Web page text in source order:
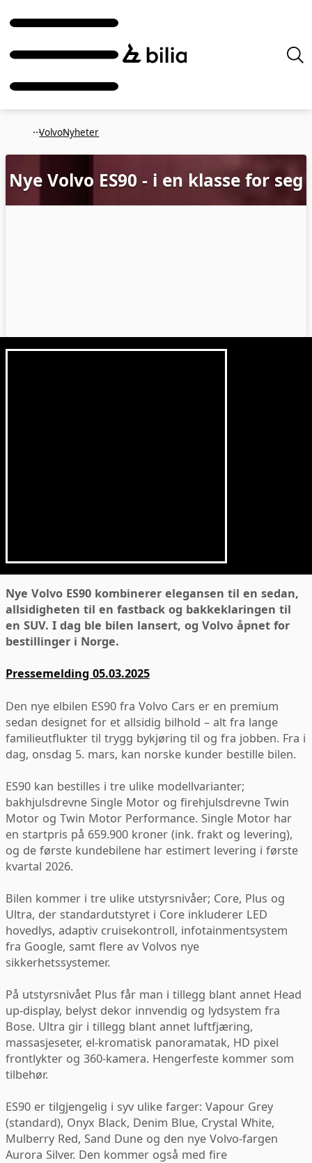
VolvoNyheter
Nye Volvo ES90 - i en klasse for seg
Nye Volvo ES90 kombinerer elegansen til en sedan,
allsidigheten til en fastback og bakkeklaringen til
en SUV. I dag ble bilen lansert, og Volvo åpnet for
bestillinger i Norge.
Pressemelding 05.03.2025
Den nye elbilen ES90 fra Volvo Cars er en premium
sedan designet for et allsidig bilhold – alt fra lange
familieutflukter til trygg bykjøring til og fra jobben. Fra i
dag, onsdag 5. mars, kan norske kunder bestille bilen.
ES90 kan bestilles i tre ulike modellvarianter;
bakhjulsdrevne Single Motor og firehjulsdrevne Twin
Motor og Twin Motor Performance. Single Motor har
en startpris på 659.900 kroner (ink. frakt og levering),
og de første kundebilene har estimert levering i første
kvartal 2026.
Bilen kommer i tre ulike utstyrsnivåer; Core, Plus og
Ultra, der standardutstyret i Core inkluderer LED
hovedlys, adaptiv cruisekontroll, infotainmentsystem
fra Google, samt flere av Volvos nye
sikkerhetssystemer.
På utstyrsnivået Plus får man i tillegg blant annet Head
up-display, belyst dekor innvendig og lydsystem fra
Bose. Ultra gir i tillegg blant annet luftfjæring,
massasjeseter, el-kromatisk panoramatak, HD pixel
frontlykter og 360-kamera. Hengerfeste kommer som
tilbehør.
ES90 er tilgjengelig i syv ulike farger: Vapour Grey
(standard), Onyx Black, Denim Blue, Crystal White,
Mulberry Red, Sand Dune og den nye Volvo-fargen
Aurora Silver. Den kommer også med fire